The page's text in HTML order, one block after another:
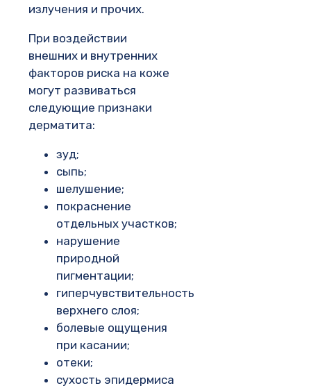
излучения и прочих.
При воздействии
внешних и внутренних
факторов риска на коже
могут развиваться
следующие признаки
дерматита:
зуд;
сыпь;
шелушение;
покраснение
отдельных участков;
нарушение
природной
пигментации;
гиперчувствительность
верхнего слоя;
болевые ощущения
при касании;
отеки;
сухость эпидермиса